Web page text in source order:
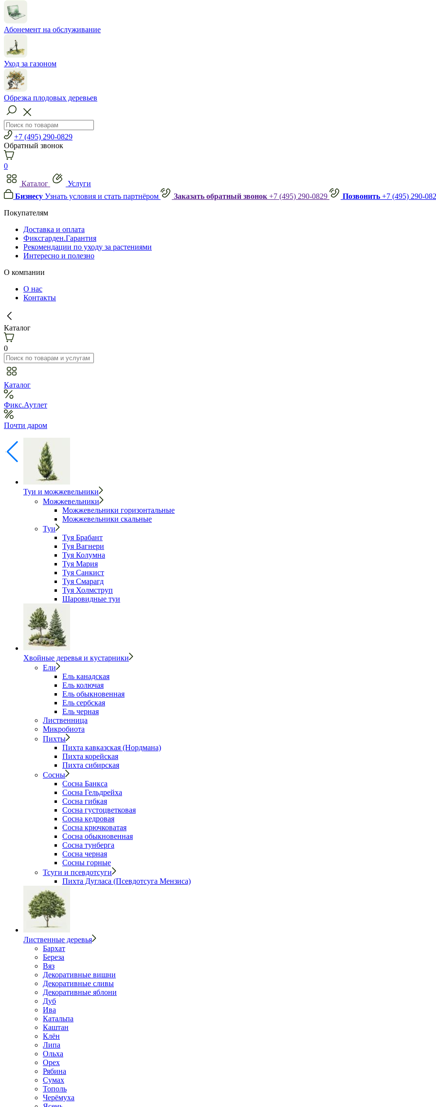
Абонемент на обслуживание
Уход за газоном
Обрезка плодовых деревьев
+7 (495) 290-0829
Обратный звонок
0
Каталог
Услуги
Бизнесу Узнать условия и стать партнёром Заказать обратный звонок +7 (495) 290-0829 Позвонить +7 (495) 290-
Покупателям
Доставка и оплата
Фиксгарден.Гарантия
Рекомендации по уходу за растениями
Интересно и полезно
О компании
О нас
Контакты
Каталог
0
Каталог
Фикс.Аутлет
Почти даром
Туи и можжевельники
Можжевельники
Можжевельники горизонтальные
Можжевельники скальные
Туи
Туя Брабант
Туя Вагнери
Туя Колумна
Туя Мария
Туя Санкист
Туя Смарагд
Туя Холмструп
Шаровидные туи
Хвойные деревья и кустарники
Ели
Ель канадская
Ель колючая
Ель обыкновенная
Ель сербская
Ель черная
Лиственница
Микробиота
Пихты
Пихта кавказская (Нордмана)
Пихта корейская
Пихта сибирская
Сосны
Сосна Банкса
Сосна Гельдрейха
Сосна гибкая
Сосна густоцветковая
Сосна кедровая
Сосна крючковатая
Сосна обыкновенная
Сосна тунберга
Сосна черная
Сосны горные
Тсуги и псевдотсуги
Пихта Дугласа (Псевдотсуга Мензиса)
Лиственные деревья
Бархат
Береза
Вяз
Декоративные вишни
Декоративные сливы
Декоративные яблони
Дуб
Ива
Катальпа
Каштан
Клён
Липа
Ольха
Орех
Рябина
Сумах
Тополь
Черёмуха